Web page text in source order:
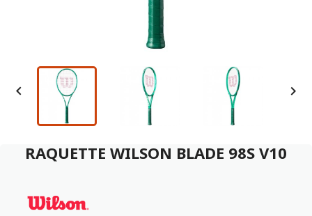
 
RAQUETTE WILSON BLADE 98S V10